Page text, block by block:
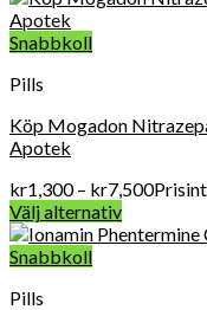
Snabbkoll
Pills
Köp Mogadon
Apotek
kr1,300 – kr7,500
Välj alternativ
Snabbkoll
Pills